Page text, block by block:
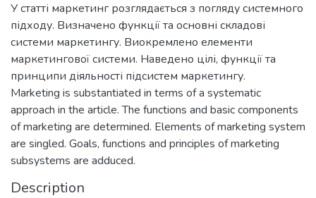
У статті маркетинг розглядається з погляду системного
підходу. Визначено функції та основні складові
системи маркетингу. Виокремлено елементи
маркетингової системи. Наведено цілі, функції та
принципи діяльності підсистем маркетингу.
Marketing is substantiated in terms of a systematic
approach in the article. The functions and basic components
of marketing are determined. Elements of marketing system
are singled. Goals, functions and principles of marketing
subsystems are adduced.
Description